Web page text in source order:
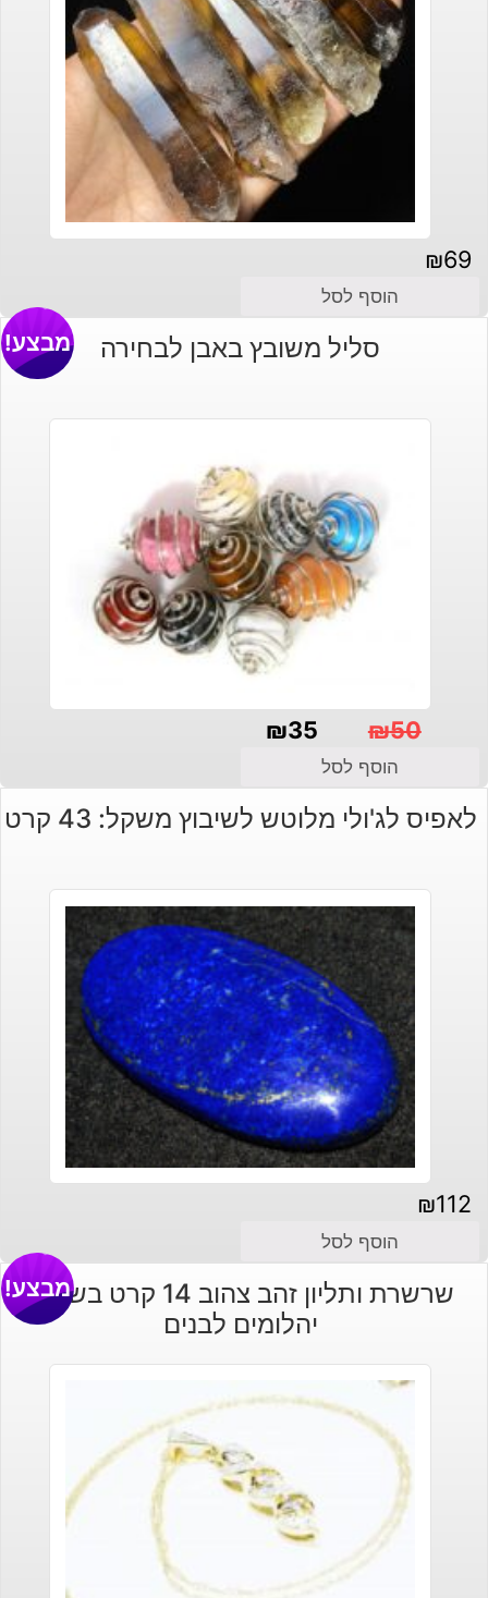
₪69
הוסף לסל
סליל משובץ באבן לבחירה מבצע!
₪50
המקורי
היה:
₪35
הנוכחי
הוא:
הוסף לסל
לאפיס לג'ולי מלוטש לשיבוץ משקל: 43 קרט
₪112
הוסף לסל
שרשרת ותליון זהב צהוב 14 קרט בשיבוץ
יהלומים לבנים
מבצע!